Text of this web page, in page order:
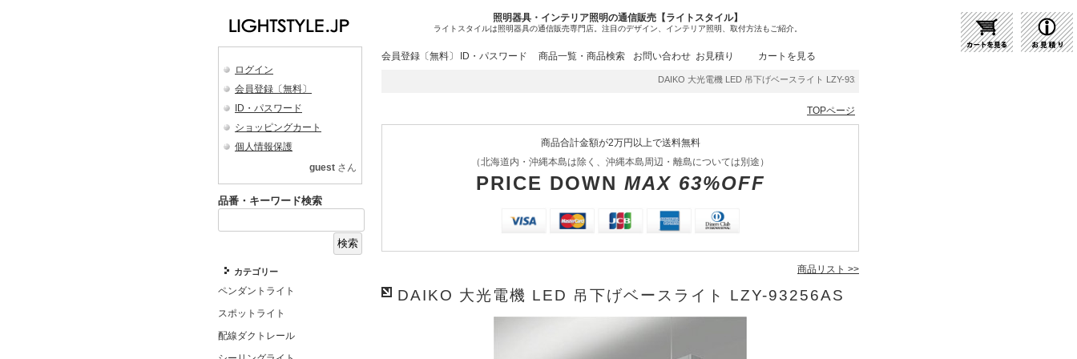
照明器具・インテリア照明の通信販売【ライトスタイル】
ライトスタイルは照明器具の通信販売専門店。注目のデザイン、インテリア照明、取付方法もご紹介。
ログイン
会員登録〔無料〕
ID・パスワード
ショッピングカート
個人情報保護
guest さん
品番・キーワード検索
カテゴリー
ペンダントライト
スポットライト
配線ダクトレール
会員登録〔無料〕 ID・パスワード 商品一覧・商品検索 お問い合わせ お見積り カートを見る
DAIKO 大光電機 LED 吊下げベースライト LZY-93256AS | 商品紹介 | 照明器具の通販・インテリア照明の通信
TOPページ
商品合計金額が2万円以上で送料無料
（北海道内・沖縄本島は除く、沖縄本島周辺・離島については別途）
PRICE DOWN MAX 63%OFF
商品リスト >>
DAIKO 大光電機 LED 吊下げベースライト LZY-93256AS